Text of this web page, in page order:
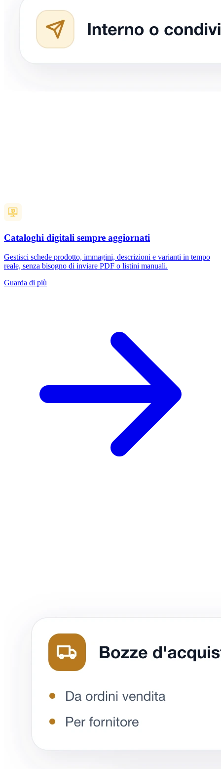
Cataloghi digitali sempre aggiornati
Gestisci schede prodotto, immagini, descrizioni e varianti in tempo
reale, senza bisogno di inviare PDF o listini manuali.
Guarda di più